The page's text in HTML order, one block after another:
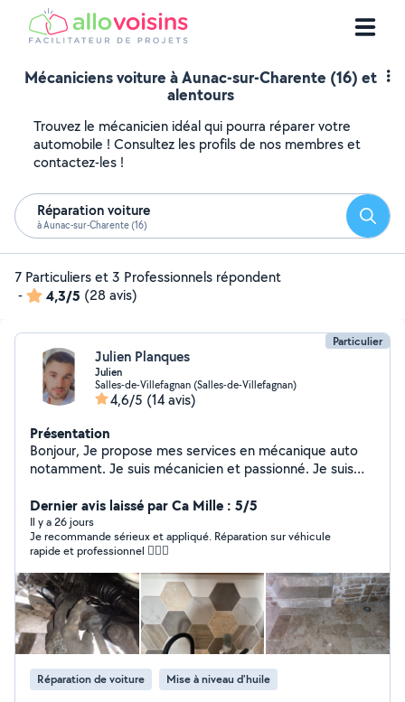
Mécaniciens voiture à Aunac-sur-Charente (16) et
alentours
Trouvez le mécanicien idéal qui pourra réparer votre
automobile ! Consultez les profils de nos membres et
contactez-les !
Réparation voiture
à Aunac-sur-Charente (16)
7 Particuliers et 3 Professionnels répondent
-
4,3/5 (28 avis)
Particulier
Julien Planques
Julien
Salles-de-Villefagnan (Salles-de-Villefagnan)
4,6/5 (14 avis)
Présentation
Bonjour, Je propose mes services en mécanique auto
notamment. Je suis mécanicien et passionné. Je suis
ayant été carreleur pendant 2 ans.
Dernier avis laissé par Ca Mille : 5/5
Il y a 26 jours
Je recommande sérieux et appliqué. Réparation sur véhicule
rapide et professionnel 👌🏽💯
Réparation de voiture Mise à niveau d'huile